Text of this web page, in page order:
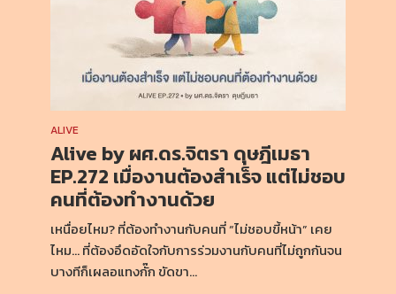
ALIVE
Alive by ผศ.ดร.จิตรา ดุษฎีเมธา
EP.272 เมื่องานต้องสำเร็จ แต่ไม่ชอบ
คนที่ต้องทำงานด้วย
เหนื่อยไหม? ที่ต้องทำงานกับคนที่ “ไม่ชอบขี้หน้า” เคย
ไหม… ที่ต้องอึดอัดใจกับการร่วมงานกับคนที่ไม่ถูกกันจน
บางทีก็เผลอแทงกั๊ก ขัดขา...